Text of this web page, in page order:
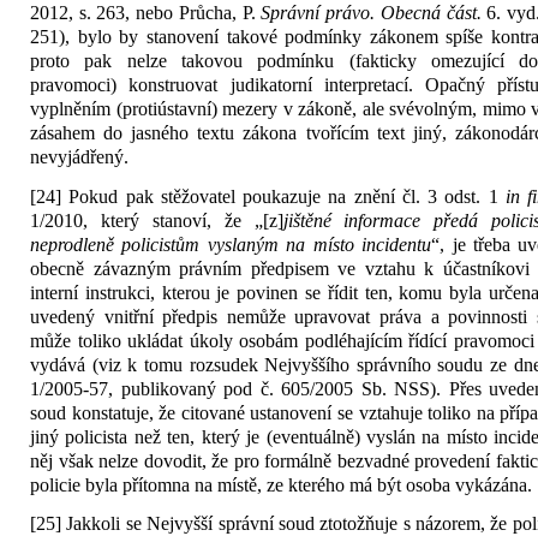
2012, s. 263, nebo Průcha, P.Správní právo. Obecná část.6.
251), bylo by stanovení takové podmínky zákonem spíše
proto pak nelze takovou podmínku (fakticky omezující
pravomoci) konstruovat judikatorní interpretací. Opačný
vyplněním (protiústavní) mezery v zákoně, ale svévolným, mimo
zásahem do jasného textu zákona tvořícím text jiný,
nevyjádřený.
[24] Pokud pak stěžovatel poukazuje na znění čl. 3 odst. 1 in
1/2010, který stanoví, že „[z]jištěné informace předá
neprodleně policistům vyslaným na místo incidentu“, je třeba
obecně závazným právním předpisem ve vztahu k
interní instrukci, kterou je povinen se řídit ten, komu byla
uvedený vnitřní předpis nemůže upravovat práva a povinnosti
může toliko ukládat úkoly osobám podléhajícím řídící
vydává (viz k tomu rozsudek Nejvyššího správního soudu ze
1/2005-57, publikovaný pod č. 605/2005 Sb. NSS). Přes
soud konstatuje, že citované ustanovení se vztahuje toliko na
jiný policista než ten, který je (eventuálně) vyslán na místo
něj však nelze dovodit, že pro formálně bezvadné provedení
policie byla přítomna na místě, ze kterého má být osoba vykázána.
[25] Jakkoli se Nejvyšší správní soud ztotožňuje s názorem, že